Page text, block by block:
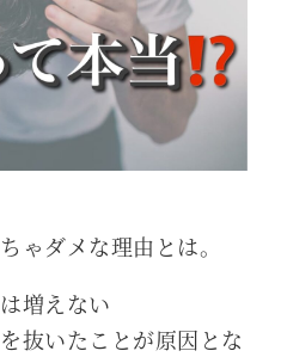
ゃダメな理由とは。
増えない
抜いたことが原因とな